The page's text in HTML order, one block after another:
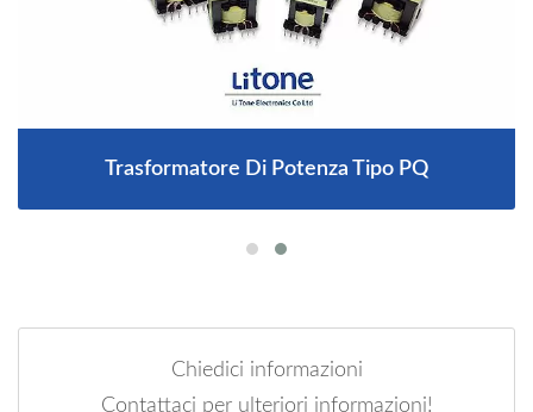
Trasformatore Di Potenza Tipo PQ
Chiedici informazioni
Contattaci per ulteriori informazioni!